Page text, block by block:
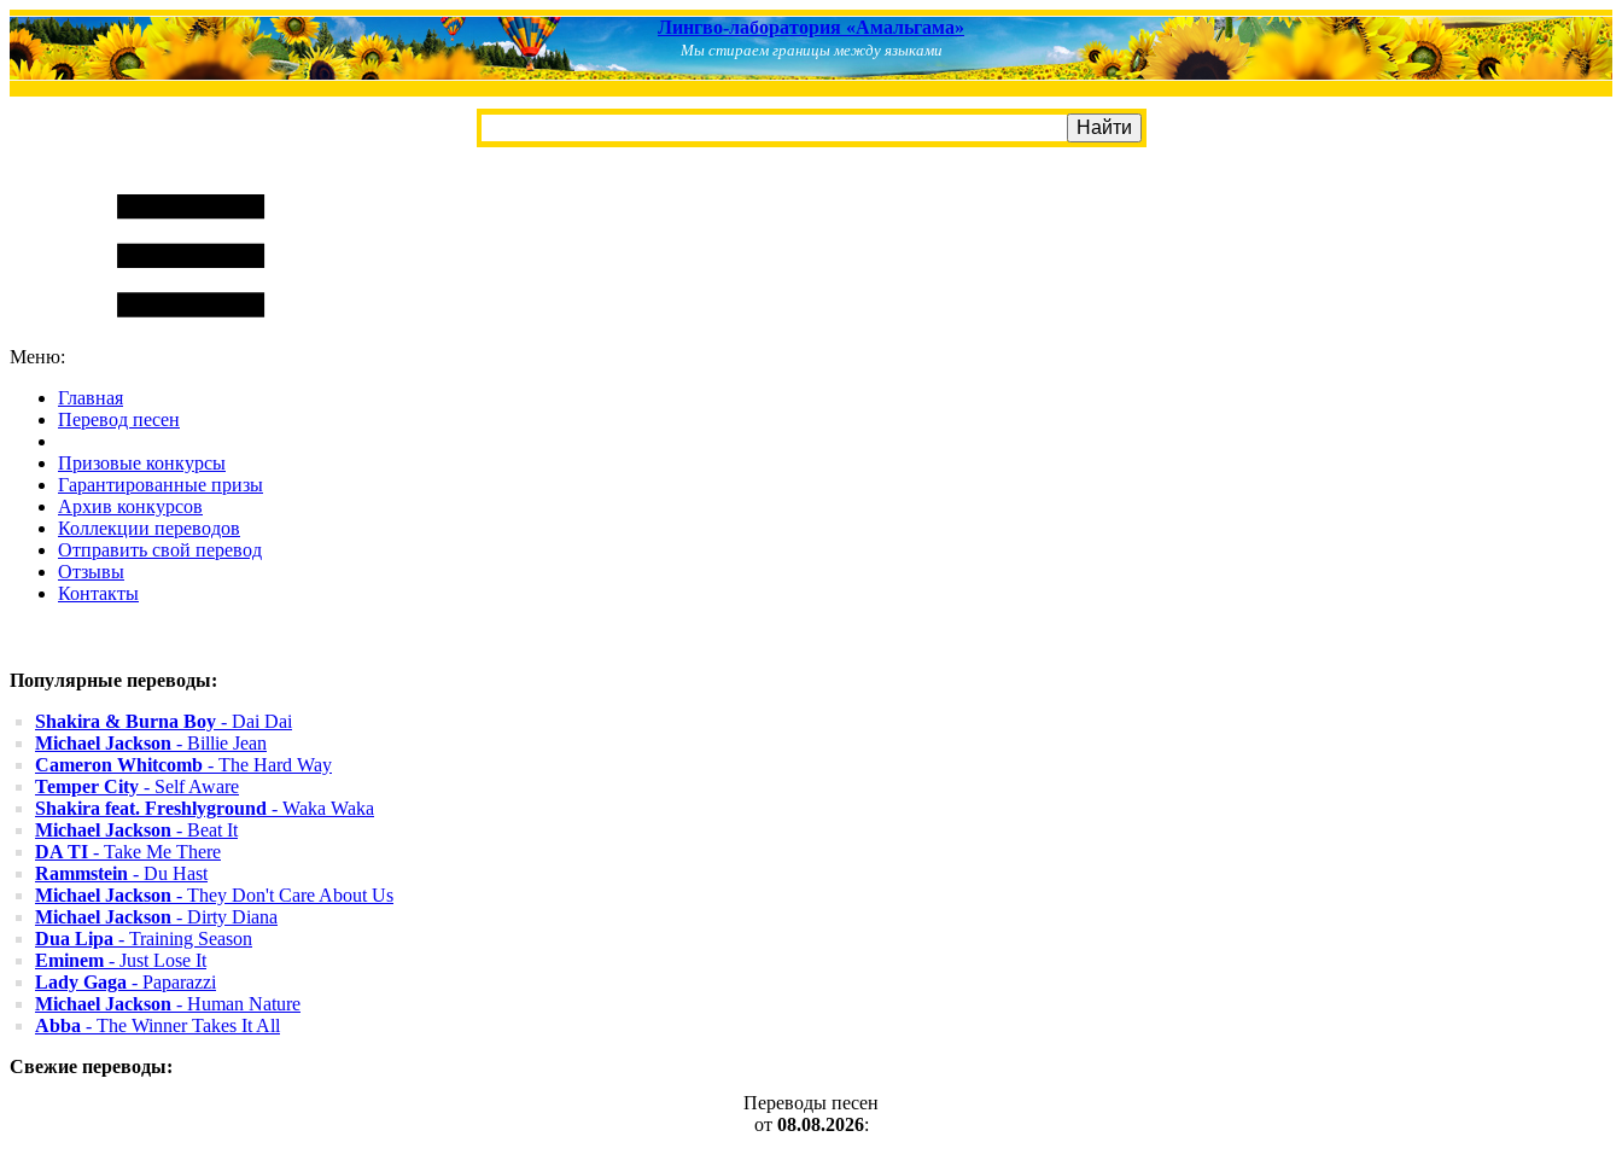
Лингво-лаборатория «Амальгама»
Мы стираем границы между языками
Меню:
Главная
Перевод песен
Призовые конкурсы
Гарантированные призы
Архив конкурсов
Коллекции переводов
Отправить свой перевод
Отзывы
Контакты
Популярные переводы:
Shakira & Burna Boy - Dai Dai
Michael Jackson - Billie Jean
Cameron Whitcomb - The Hard Way
Temper City - Self Aware
Shakira feat. Freshlyground - Waka Waka
Michael Jackson - Beat It
DA TI - Take Me There
Rammstein - Du Hast
Michael Jackson - They Don't Care About Us
Michael Jackson - Dirty Diana
Dua Lipa - Training Season
Eminem - Just Lose It
Lady Gaga - Paparazzi
Michael Jackson - Human Nature
Abba - The Winner Takes It All
Свежие переводы:
Переводы песен
от 08.08.2026: